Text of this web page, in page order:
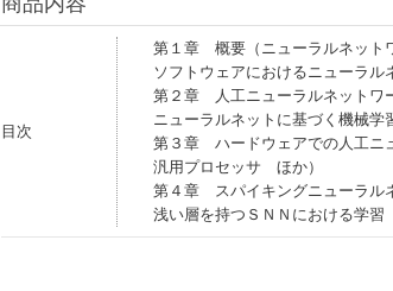
目次
第１章 概要（ニューラルネット
ソフトウェアにおけるニューラル
第２章 人工ニューラルネットワ
ニューラルネットに基づく機械学
第３章 ハードウェアでの人工ニ
汎用プロセッサ ほか）
第４章 スパイキングニューラル
浅い層を持つＳＮＮにおける学習